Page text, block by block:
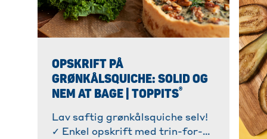
OPSKRIFT PÅ
GRØNKÅLSQUICHE: SOLID OG
NEM AT BAGE | TOPPITS®
Lav saftig grønkålsquiche selv!
✓ Enkel opskrift med trin-for-